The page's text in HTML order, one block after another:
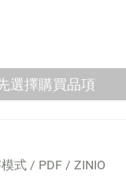
式 / PDF / ZINIO